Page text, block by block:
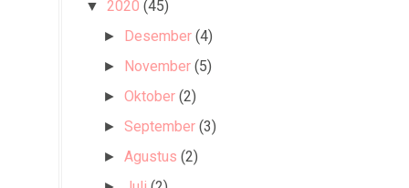
▼ 2020 (45)
► Desember (4)
► November (5)
►Oktober (2)
►September (3)
►Agustus (2)